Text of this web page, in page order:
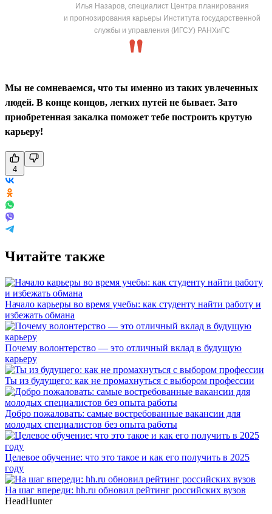
Илья Назаров, специалист Центра планирования
и прогнозирования карьеры Института государственной
службы и управления (ИГСУ) РАНХиГС
Мы не сомневаемся, что ты именно из таких увлеченных
людей. В конце концов, легких путей не бывает. Зато
приобретенная закалка поможет тебе построить крутую
карьеру!
4
Читайте также
Начало карьеры во время учебы: как студенту найти работу и
избежать обмана
Почему волонтерство — это отличный вклад в будущую
карьеру
Ты из будущего: как не промахнуться с выбором профессии
Добро пожаловать: самые востребованные вакансии для
молодых специалистов без опыта работы
Целевое обучение: что это такое и как его получить в 2025
году
На шаг впереди: hh.ru обновил рейтинг российских вузов
HeadHunter